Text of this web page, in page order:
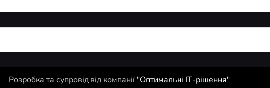
Розробка та супровід від компанії "Оптимальні ІТ-рішення"